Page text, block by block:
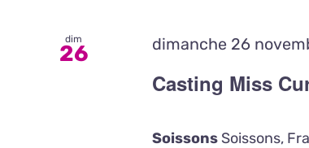
dim
26
Casting Miss
dimanche 26
Soissons Soissons,